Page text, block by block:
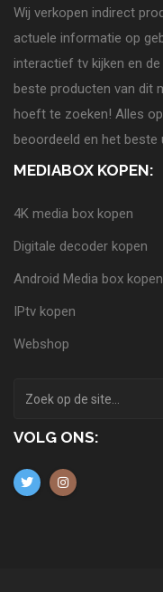
Wij verkopen indirect
actuele informatie op
interactief tv kijken en
beste producten van dit
hoeft te zoeken! Alles
beoordeeld en het beste
MEDIABOX KOPEN:
4K media box kopen
Digitale decoder kopen
Android Media box kopen
IPtv kopen
Webshop
VOLG ONS: